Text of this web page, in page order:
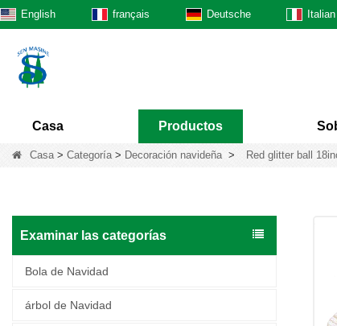
English français Deutsche Italian
Casa Productos
Casa> Categoría> Decoración navideña> Red glitter ball
Examinar las categorías
Bola de Navidad
árbol de Navidad